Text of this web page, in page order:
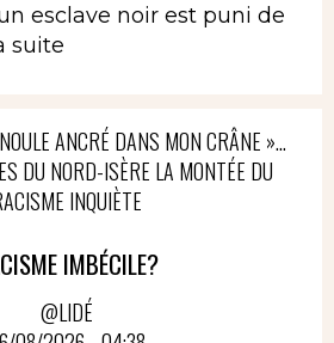
esclave noir est puni de
suite
ANCRÉ DANS MON CRÂNE »…
DU NORD-ISÈRE LA MONTÉE DU
INQUIÈTE
IMBÉCILE?
@LIDÉ